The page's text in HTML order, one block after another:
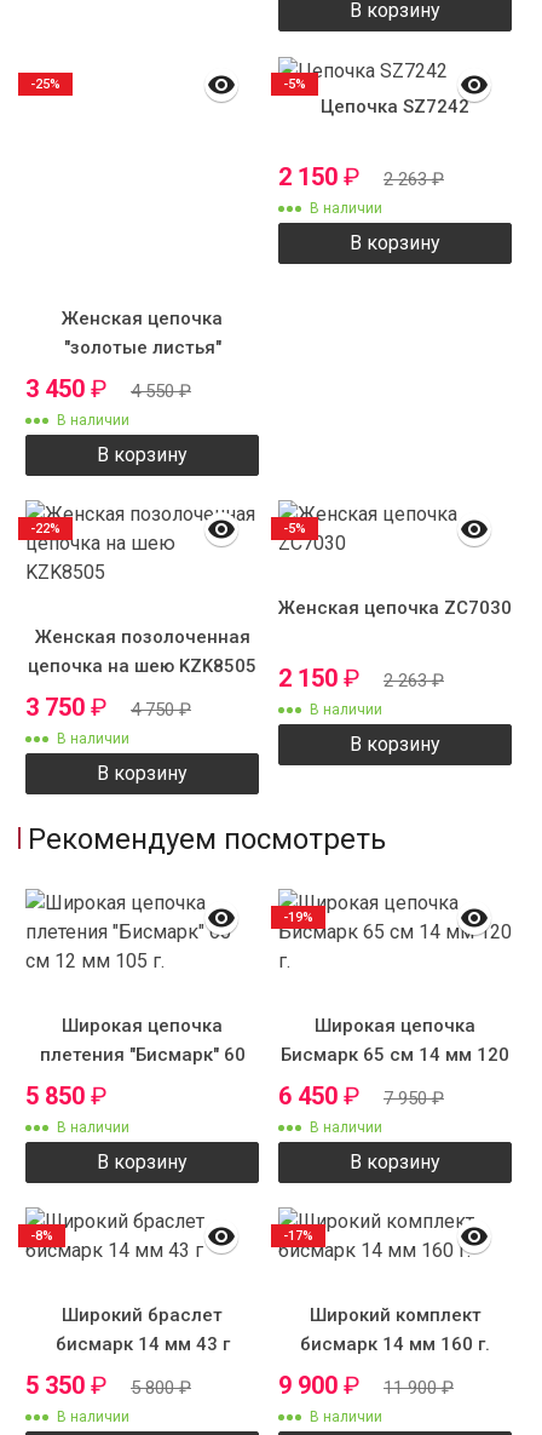
В корзину
Женская цепочка
"золотые листья"
3 450 ₽ 4 550₽
В наличии
В корзину
-25%
Цепочка SZ7242
2 150 ₽ 2 263₽
В наличии
В корзину
-5%
Женская позолоченная
цепочка на шею KZK8505
3 750 ₽ 4 750₽
В наличии
В корзину
-22%
Женская цепочка ZC7030
2 150 ₽ 2 263₽
В наличии
В корзину
-5%
Рекомендуем посмотреть
Широкая цепочка
плетения "Бисмарк" 60
см 12 мм 105 г.
5 850 ₽
В наличии
В корзину
Широкая цепочка
Бисмарк 65 см 14 мм 120
6 450 ₽ 7 950₽
В наличии
В корзину
-19%
Широкий браслет
бисмарк 14 мм 43 г
5 350 ₽ 5 800₽
В наличии
-8%
Широкий комплект
бисмарк 14 мм 160 г.
9 900 ₽ 11 900₽
В наличии
-17%